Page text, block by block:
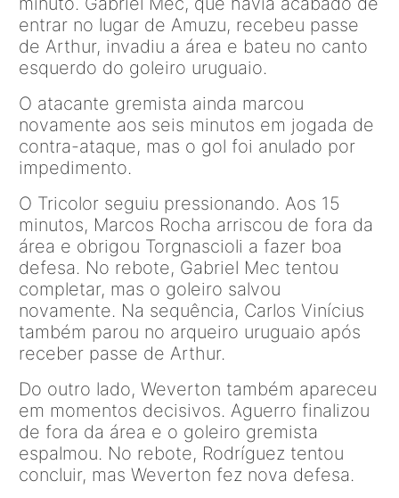
entrar no lugar de Amuzu, recebeu passe
de Arthur, invadiu a área e bateu no canto
esquerdo do goleiro uruguaio.
O atacante gremista ainda marcou
novamente aos seis minutos em jogada de
contra-ataque, mas o gol foi anulado por
impedimento.
O Tricolor seguiu pressionando. Aos 15
minutos, Marcos Rocha arriscou de fora da
área e obrigou Torgnascioli a fazer boa
defesa. No rebote, Gabriel Mec tentou
completar, mas o goleiro salvou
novamente. Na sequência, Carlos Vinícius
também parou no arqueiro uruguaio após
receber passe de Arthur.
Do outro lado, Weverton também apareceu
em momentos decisivos. Aguerro finalizou
de fora da área e o goleiro gremista
espalmou. No rebote, Rodríguez tentou
concluir, mas Weverton fez nova defesa.